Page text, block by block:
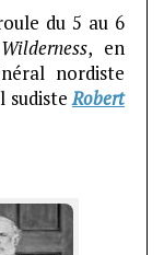
du 5 au 6
Wilderness, en
nordiste
sudisteRobert